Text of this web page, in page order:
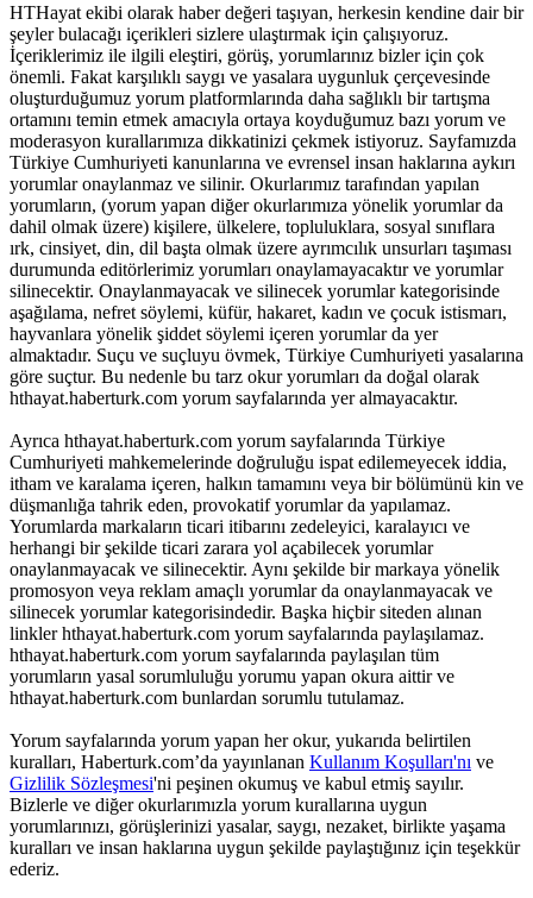
HTHayat ekibi olarak haber değeri taşıyan, herkesin kendine dair bir
şeyler bulacağı içerikleri sizlere ulaştırmak için çalışıyoruz.
İçeriklerimiz ile ilgili eleştiri, görüş, yorumlarınız bizler için çok
önemli. Fakat karşılıklı saygı ve yasalara uygunluk çerçevesinde
oluşturduğumuz yorum platformlarında daha sağlıklı bir tartışma
ortamını temin etmek amacıyla ortaya koyduğumuz bazı yorum ve
moderasyon kurallarımıza dikkatinizi çekmek istiyoruz. Sayfamızda
Türkiye Cumhuriyeti kanunlarına ve evrensel insan haklarına aykırı
yorumlar onaylanmaz ve silinir. Okurlarımız tarafından yapılan
yorumların, (yorum yapan diğer okurlarımıza yönelik yorumlar da
dahil olmak üzere) kişilere, ülkelere, topluluklara, sosyal sınıflara
ırk, cinsiyet, din, dil başta olmak üzere ayrımcılık unsurları taşıması
durumunda editörlerimiz yorumları onaylamayacaktır ve yorumlar
silinecektir. Onaylanmayacak ve silinecek yorumlar kategorisinde
aşağılama, nefret söylemi, küfür, hakaret, kadın ve çocuk istismarı,
hayvanlara yönelik şiddet söylemi içeren yorumlar da yer
almaktadır. Suçu ve suçluyu övmek, Türkiye Cumhuriyeti yasalarına
göre suçtur. Bu nedenle bu tarz okur yorumları da doğal olarak
hthayat.haberturk.com yorum sayfalarında yer almayacaktır.
Ayrıca hthayat.haberturk.com yorum sayfalarında Türkiye
Cumhuriyeti mahkemelerinde doğruluğu ispat edilemeyecek iddia,
itham ve karalama içeren, halkın tamamını veya bir bölümünü kin ve
düşmanlığa tahrik eden, provokatif yorumlar da yapılamaz.
Yorumlarda markaların ticari itibarını zedeleyici, karalayıcı ve
herhangi bir şekilde ticari zarara yol açabilecek yorumlar
onaylanmayacak ve silinecektir. Aynı şekilde bir markaya yönelik
promosyon veya reklam amaçlı yorumlar da onaylanmayacak ve
silinecek yorumlar kategorisindedir. Başka hiçbir siteden alınan
linkler hthayat.haberturk.com yorum sayfalarında paylaşılamaz.
hthayat.haberturk.com yorum sayfalarında paylaşılan tüm
yorumların yasal sorumluluğu yorumu yapan okura aittir ve
hthayat.haberturk.com bunlardan sorumlu tutulamaz.
Yorum sayfalarında yorum yapan her okur, yukarıda belirtilen
kuralları, Haberturk.com’da yayınlanan Kullanım Koşulları'nı ve
Gizlilik Sözleşmesi'ni peşinen okumuş ve kabul etmiş sayılır.
Bizlerle ve diğer okurlarımızla yorum kurallarına uygun
yorumlarınızı, görüşlerinizi yasalar, saygı, nezaket, birlikte yaşama
kuralları ve insan haklarına uygun şekilde paylaştığınız için teşekkür
ederiz.